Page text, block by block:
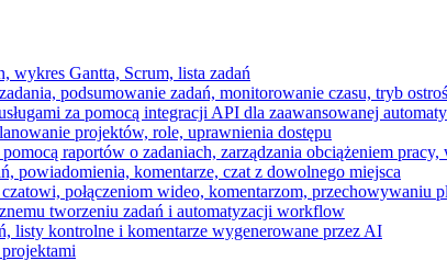
wykres Gantta, Scrum, lista zadań
podsumowanie zadań, monitorowanie czasu, tryb
za pomocą integracji API dla zaawansowanej
projektów, role, uprawnienia dostępu
raportów o zadaniach, zarządzania obciążeniem
powiadomienia, komentarze, czat z dowolnego miejsca
połączeniom wideo, komentarzom,
tworzeniu zadań i automatyzacji workflow
listy kontrolne i komentarze wygenerowane przez AI